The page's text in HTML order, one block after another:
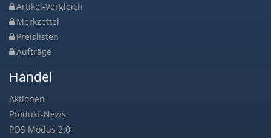
Artikel-Vergleich
Merkzettel
Preislisten
Aufträge
Handel
Aktionen
Produkt-News
POS Modus 2.0